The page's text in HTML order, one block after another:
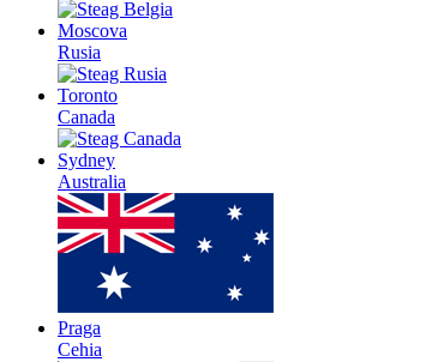
Moscova
Rusia
Toronto
Canada
Sydney
Australia
Praga
Cehia